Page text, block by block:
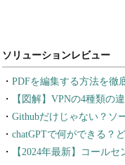
PDFを編集する方法を徹
【図解】VPNの4種類の
Githubだけじゃない？ソ
chatGPTで何ができる？
【2024年最新】コール